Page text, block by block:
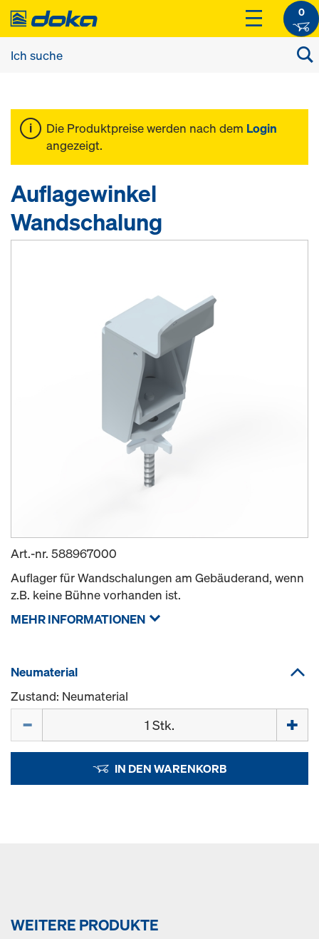
0
Die Produktpreise werden nach dem Login
angezeigt.
Auflagewinkel
Wandschalung
Art.-nr. 588967000
Auflager für Wandschalungen am Gebäuderand, wenn
z.B. keine Bühne vorhanden ist.
MEHR INFORMATIONEN
Neumaterial
Zustand: Neumaterial
IN DEN WARENKORB
WEITERE PRODUKTE